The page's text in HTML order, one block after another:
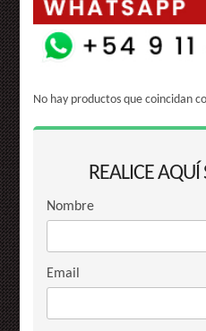
No hay productos que coincidan
REALICE AQUÍ
Nombre
Email